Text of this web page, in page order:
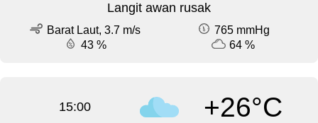
Langit awan rusak
Barat Laut, 3.7 m/s
765 mmHg
43 %
64 %
15:00 +26°C